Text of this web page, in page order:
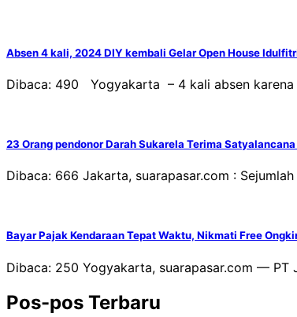
Absen 4 kali, 2024 DIY kembali Gelar Open House
Dibaca: 490 Yogyakarta – 4 kali absen karena
23 Orang pendonor Darah Sukarela Terima
Dibaca: 666 Jakarta, suarapasar.com :
Bayar Pajak Kendaraan Tepat Waktu, Nikmati Free
Dibaca: 250 Yogyakarta, suarapasar.com — PT
Pos-pos Terbaru